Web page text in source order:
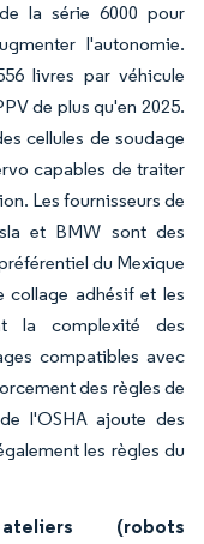
la série 6000 pour
l'autonomie.
livres par véhicule
de plus qu'en 2025.
cellules de soudage
capables de traiter
Les fournisseurs de
et BMW sont des
du Mexique
collage adhésif et les
la complexité des
compatibles avec
des règles de
l'OSHA ajoute des
les règles du
(robots